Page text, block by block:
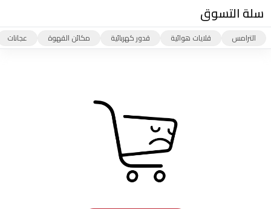
سلة التسوق
الترامس قلايات هوائية قدور كهربائية مكائن القهوة عجانات